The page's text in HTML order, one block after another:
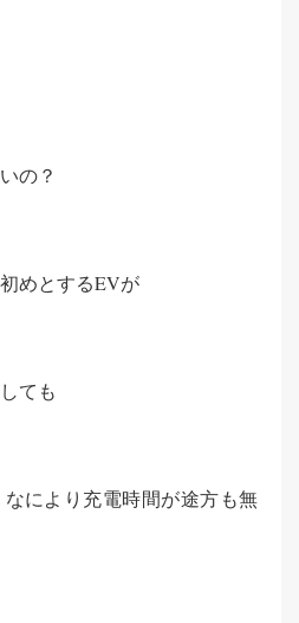
の？
めとするEVが
ても
により充電時間が途方も無